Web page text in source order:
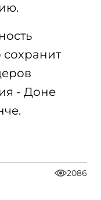
- Доне
2086